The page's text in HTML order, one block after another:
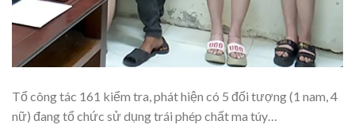
Tổ công tác 161 kiểm tra, phát hiện có 5 đối tượng (1 nam, 4
nữ) đang tổ chức sử dụng trái phép chất ma túy…